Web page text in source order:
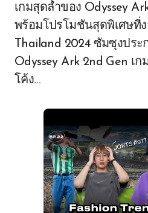
เกมสุดล้ำของ Odyssey
พร้อมโปรโมชันสุดพิเศษที่
Thailand 2024 ซัมซุงประ
Odyssey Ark 2nd Gen เ
โค้ง…